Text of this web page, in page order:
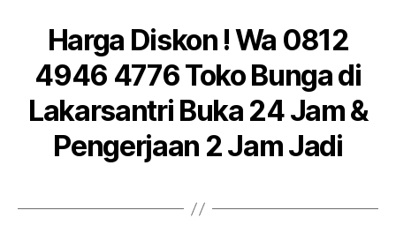
Harga Diskon ! Wa 0812
4946 4776 Toko Bunga di
Lakarsantri Buka 24 Jam &
Pengerjaan 2 Jam Jadi